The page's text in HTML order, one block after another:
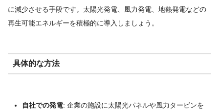
に減少させる手段です。太陽光発電、風力発電、地熱発電などの
再生可能エネルギーを積極的に導入しましょう。
具体的な方法
自社での発電: 企業の施設に太陽光パネルや風力タービンを